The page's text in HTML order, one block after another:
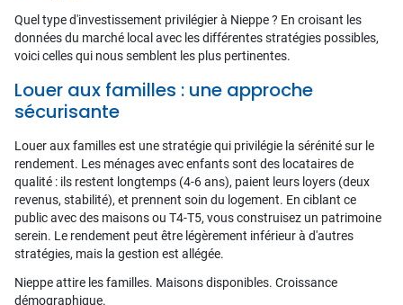
Quel type d'investissement privilégier à Nieppe ? En croisant les
données du marché local avec les différentes stratégies possibles,
voici celles qui nous semblent les plus pertinentes.
Louer aux familles : une approche
sécurisante
Louer aux familles est une stratégie qui privilégie la sérénité sur le
rendement. Les ménages avec enfants sont des locataires de
qualité : ils restent longtemps (4-6 ans), paient leurs loyers (deux
revenus, stabilité), et prennent soin du logement. En ciblant ce
public avec des maisons ou T4-T5, vous construisez un patrimoine
serein. Le rendement peut être légèrement inférieur à d'autres
stratégies, mais la gestion est allégée.
Nieppe attire les familles. Maisons disponibles. Croissance
démographique.